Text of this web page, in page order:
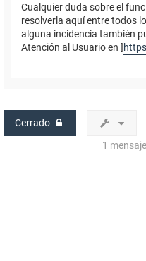
Cualquier duda sobre el
resolverla aquí entre todos
alguna incidencia también
Atención al Usuario en ]
Cerrado
1